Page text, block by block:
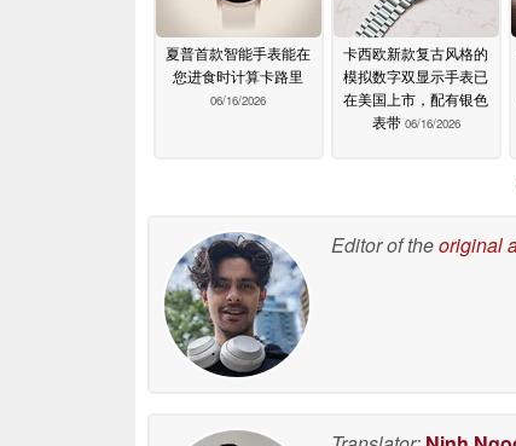
夏普首款智能手表能在
您进食时计算卡路里
06/16/2026
卡西欧新款复古风格的
模拟数字双显示手表已
在美国上市，配有银色
表带 06/16/2026
Editor of theoriginal